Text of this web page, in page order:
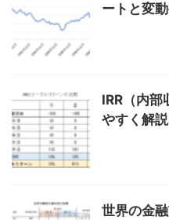
ートと変
IRR（内部
やすく解説
世界の金